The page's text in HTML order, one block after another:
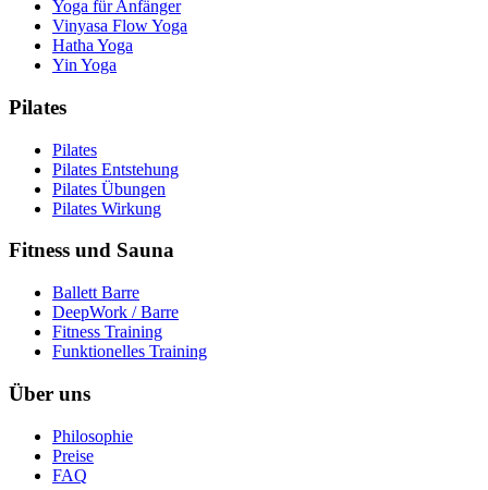
Yoga für Anfänger
Vinyasa Flow Yoga
Hatha Yoga
Yin Yoga
Pilates
Pilates
Pilates Entstehung
Pilates Übungen
Pilates Wirkung
Fitness und Sauna
Ballett Barre
DeepWork / Barre
Fitness Training
Funktionelles Training
Über uns
Philosophie
Preise
FAQ